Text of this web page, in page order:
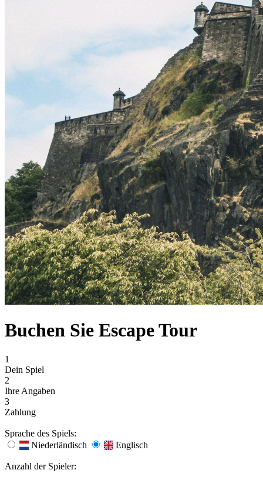
Buchen Sie Escape Tour
1
Dein Spiel
2
Ihre Angaben
3
Zahlung
Sprache des Spiels:
Niederländisch
Englisch
Anzahl der Spieler: